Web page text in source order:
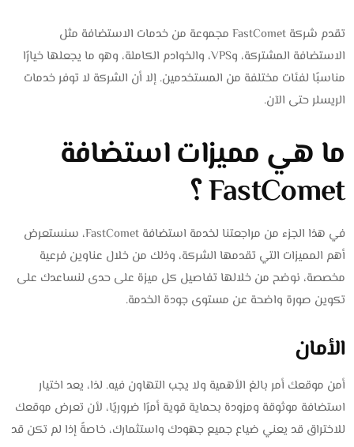
تقدم شركة FastComet مجموعة من خدمات الاستضافة مثل
الاستضافة المشتركة، وVPS، والخوادم الكاملة، وهو ما يجعلها خيارًا
مناسبًا لفئات مختلفة من المستخدمين. إلا أن الشركة لا توفر خدمات
الريسلر حتى الآن.
ما هي مميزات استضافة
FastComet ؟
في هذا الجزء من مراجعتنا لخدمة استضافة FastComet، سنستعرض
أهم المميزات التي تقدمها الشركة، وذلك من خلال عناوين فرعية
مخصصة، نوضح من خلالها تفاصيل كل ميزة على حدى لنساعدك على
تكوين صورة واضحة عن مستوى جودة الخدمة.
الأمان
أمن موقعك أمر بالغ الأهمية ولا يجب التهاون فيه. لذا، يعد اختيار
استضافة موثوقة ومزودة بحماية قوية أمرًا ضروريًا، لأن تعرض موقعك
للاختراق قد يعني ضياع جميع جهودك واستثمارك، خاصةً إذا لم تكن قد